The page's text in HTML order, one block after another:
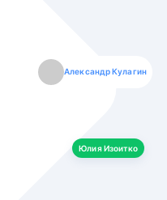
Александр Кулагин
Юлия Изоитко
Даниил Макаров
Екатерина Лазаренко
Борис Кашко
Юлия Изоитко